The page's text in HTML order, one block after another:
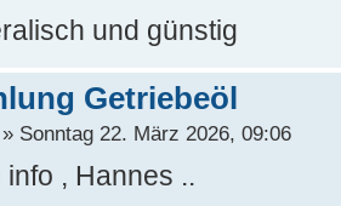
und günstig
Getriebeöl
» Sonntag 22. März 2026, 09:06
, Hannes ..